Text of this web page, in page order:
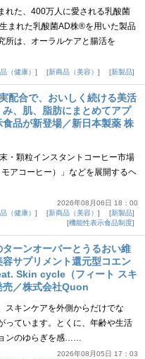
れた、400万人に愛される乳酸菌
まれた乳酸菌AD株®を用いた製品
所は、オーラルケアと腸活を
（健康） 新商品（美容） 新製品
配合で、おいしく続ける美活
、肌、脂肪にまとめてアプ
品が新登場／新日本製薬 株
・顆粒インスタントコーヒー市場
アコーヒー）」などを展開するヘ
2026年08月06日 18：00
（健康） 新商品（美容）
新製品
機能性表示食品制度
ーンオーバーとうるおい維
サプリメント還元型コエン
Skin cycle（フィート スキ
売／株式会社Quon
スキンケアを外側からだけでな
っています。とくに、年齢や生活
ンのゆらぎを感……
2026年08月05日 17：03